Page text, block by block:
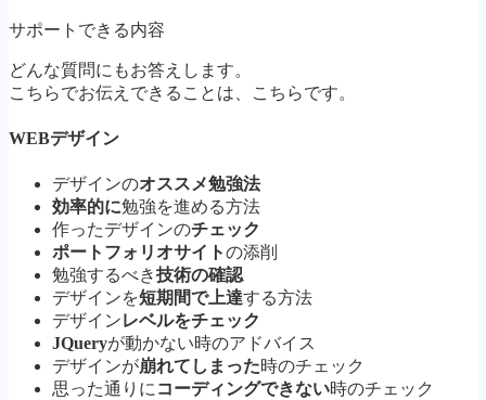
サポートできる内容
どんな質問にもお答えします。
こちらでお伝えできることは、こちらです。
WEBデザイン
デザインのオススメ勉強法
効率的に勉強を進める方法
作ったデザインのチェック
ポートフォリオサイトの添削
勉強するべき技術の確認
デザインを短期間で上達する方法
デザインレベルをチェック
JQueryが動かない時のアドバイス
デザインが崩れてしまった時のチェック
思った通りに コーディングできない時のチェック